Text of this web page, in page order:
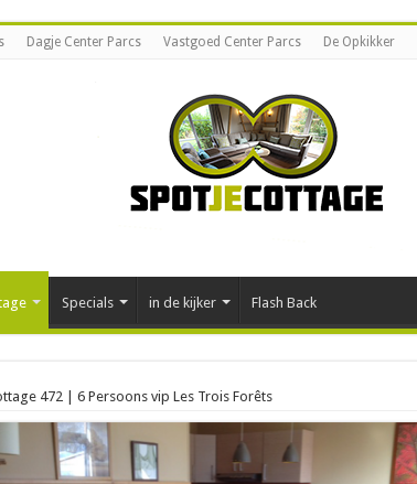
Dagje Center Parcs Vastgoed Center Parcs De Opkikker
Specials in de kijker Flash Back
472 | 6 Persoons vip Les Trois Forêts